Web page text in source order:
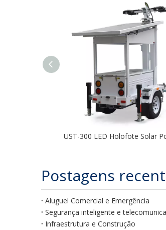
Postagens
Aluguel Comercial e Emergência
Segurança inteligente e
Infraestrutura e Construção